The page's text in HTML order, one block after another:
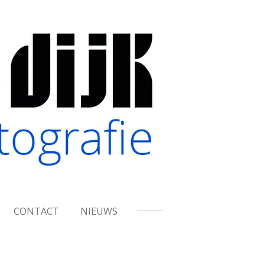
CONTACT NIEUWS